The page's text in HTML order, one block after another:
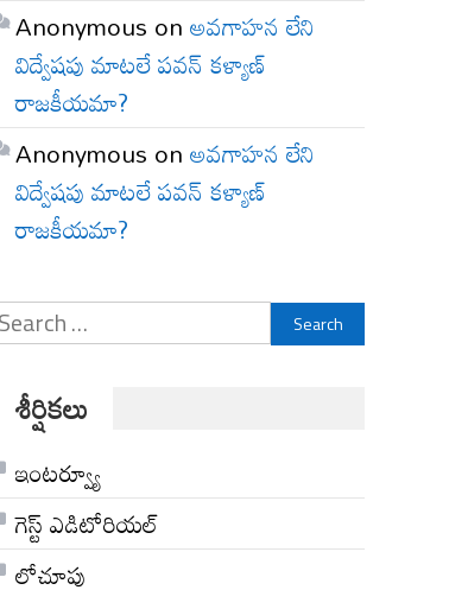
Anonymous onఅవగాహన లేని
విద్వేషపు మాటలే పవన్ కళ్యాణ్
రాజకీయమా?
Anonymous onఅవగాహన లేని
విద్వేషపు మాటలే పవన్ కళ్యాణ్
రాజకీయమా?
Search
for:
శీర్షికలు
ఇంటర్వ్యూ
గెస్ట్ ఎడిటోరియల్
లోచూపు